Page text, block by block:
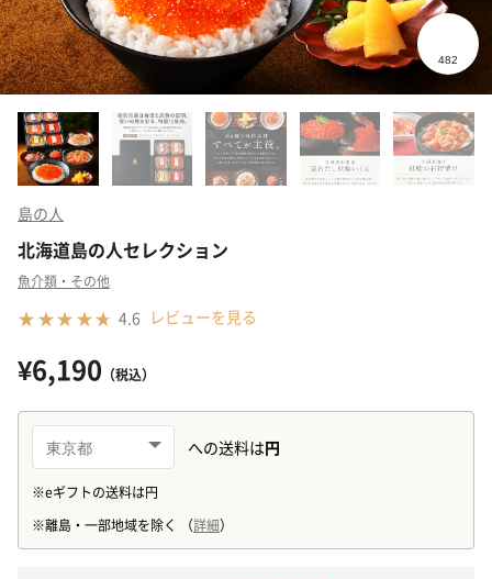
島の人
北海道島の人セレクション
魚介類・その他
4.6 レビューを見る
¥6,190 （税込）